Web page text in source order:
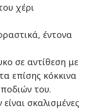
χέρι
έντονα
σε αντίθεση με
επίσης κόκκινα
του.
σκαλισμένες